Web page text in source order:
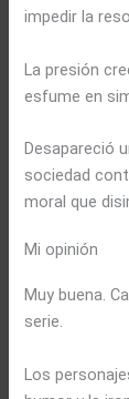
impedir la
La presión
esfume en
Desapareció
sociedad
moral que
Mi opinión
Muy buena.
serie.
Los